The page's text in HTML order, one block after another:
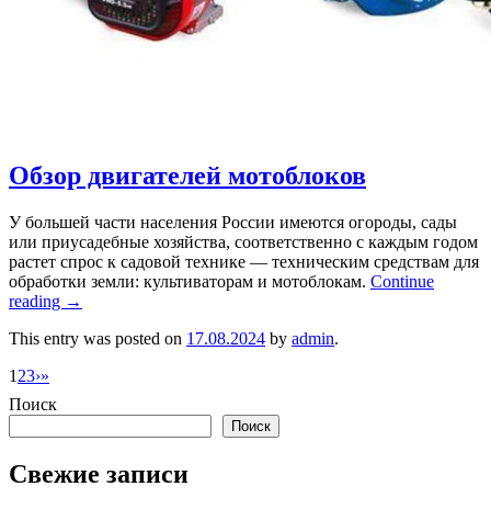
Обзор двигателей мотоблоков
У большей части населения России имеются огороды, сады
или приусадебные хозяйства, соответственно с каждым годом
растет спрос к садовой технике — техническим средствам для
обработки земли: культиваторам и мотоблокам. Continue
reading →
This entry was posted on 17.08.2024 by admin.
1 23›»
Поиск
Поиск
Свежие записи